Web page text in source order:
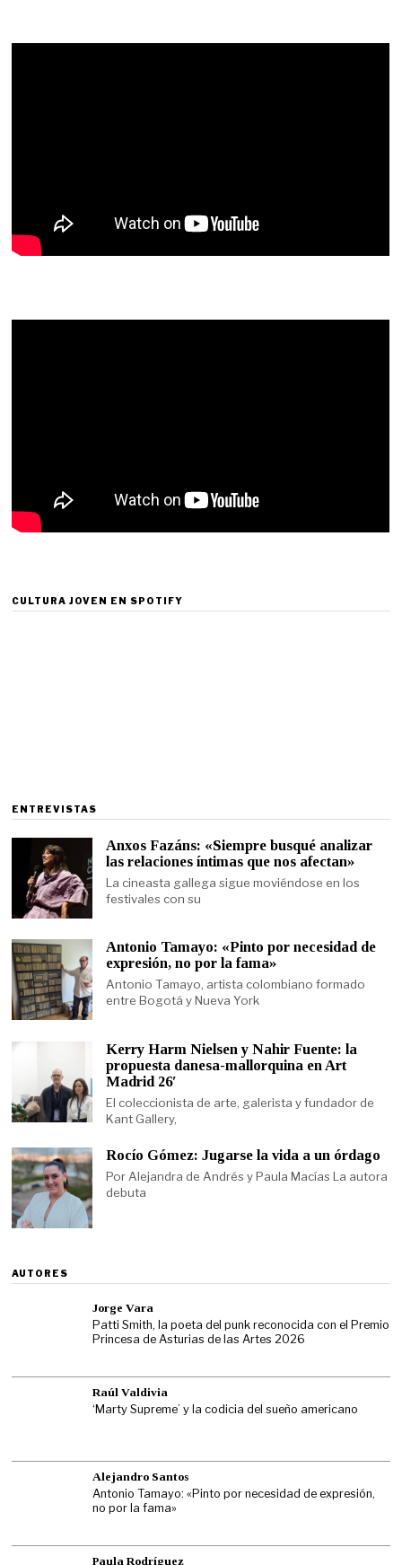
CULTURA JOVEN EN SPOTIFY
ENTREVISTAS
Anxos Fazáns: «Siempre busqué analizar
las relaciones íntimas que nos afectan»
La cineasta gallega sigue moviéndose en los
festivales con su
Antonio Tamayo: «Pinto por necesidad de
expresión, no por la fama»
Antonio Tamayo, artista colombiano formado
entre Bogotá y Nueva York
Kerry Harm Nielsen y Nahir Fuente: la
propuesta danesa-mallorquina en Art
Madrid 26′
El coleccionista de arte, galerista y fundador de
Kant Gallery,
Rocío Gómez: Jugarse la vida a un órdago
Por Alejandra de Andrés y Paula Macías La autora
debuta
AUTORES
Jorge Vara
Patti Smith, la poeta del punk reconocida con el Premio
Princesa de Asturias de las Artes 2026
Raúl Valdivia
‘Marty Supreme’ y la codicia del sueño americano
Alejandro Santos
Antonio Tamayo: «Pinto por necesidad de expresión,
no por la fama»
Paula Rodríguez